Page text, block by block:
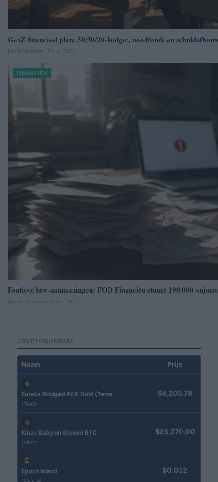
GenZ financieel plan: 50/30/20-budget, noodfonds en
Lotte de Vries · 7 aug 2026
FINANCIËN
Foutieve btw-aanmaningen: FOD Financiën stuurt 190.000
Sanne De Vries · 5 aug 2026
CRYPTOKOERSEN
Naam Prijs
Eureka Bridged PAX Gold (Terra
(PAXG)
$4,205.78
Kinza Babylon Staked BTC
(KBTC)
$83,270.00
Epoch Island $0.032